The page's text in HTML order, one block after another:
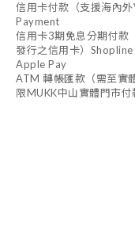
信用卡付款（支援海內
Payment
信用卡3期免息分期付款
發行之信用卡）
Apple Pay
ATM 轉帳匯款（需至實
限MUKK中山實體門市付